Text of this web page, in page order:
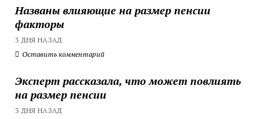
Названы влияющие на размер пенсии
факторы
3 ДНЯ НАЗАД
Оставить комментарий
Эксперт рассказала, что может повлиять
на размер пенсии
3 ДНЯ НАЗАД